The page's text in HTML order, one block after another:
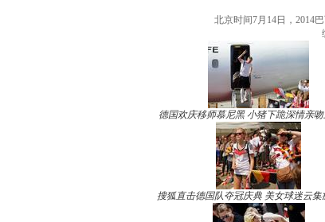
北京时间7月14日，2014
德国欢庆移师慕尼黑 小猪下跪深情亲
搜狐直击德国队夺冠庆典 美女球迷云集